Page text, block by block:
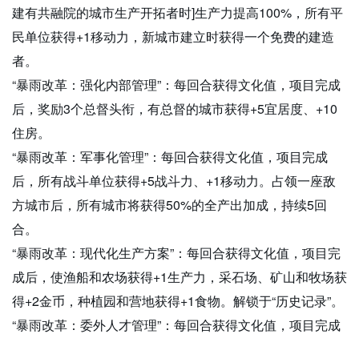
建有共融院的城市生产开拓者时]生产力提高100%，所有平
民单位获得+1移动力，新城市建立时获得一个免费的建造
者。
“暴雨改革：强化内部管理”：每回合获得文化值，项目完成
后，奖励3个总督头衔，有总督的城市获得+5宜居度、+10
住房。
“暴雨改革：军事化管理”：每回合获得文化值，项目完成
后，所有战斗单位获得+5战斗力、+1移动力。占领一座敌
方城市后，所有城市将获得50%的全产出加成，持续5回
合。
“暴雨改革：现代化生产方案”：每回合获得文化值，项目完
成后，使渔船和农场获得+1生产力，采石场、矿山和牧场获
得+2金币，种植园和营地获得+1食物。解锁于“历史记录”。
“暴雨改革：委外人才管理”：每回合获得文化值，项目完成